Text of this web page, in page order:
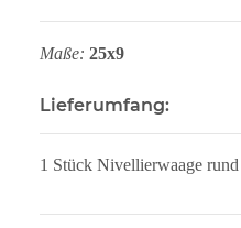
Maße: 25x9
Lieferumfang:
1 Stück Nivellierwaage rund